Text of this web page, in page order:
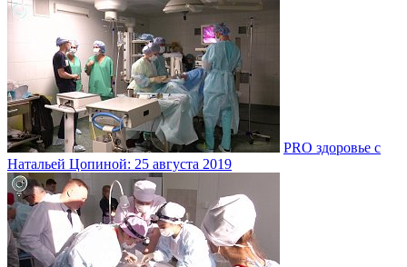
PRO здоровье с
Натальей Цопиной: 25 августа 2019